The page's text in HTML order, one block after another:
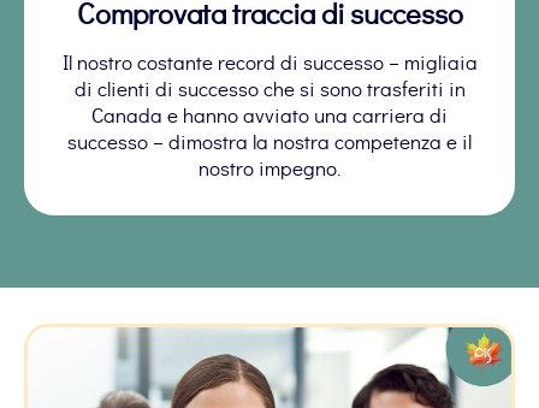
Comprovata traccia di successo
Il nostro costante record di successo – migliaia
di clienti di successo che si sono trasferiti in
Canada e hanno avviato una carriera di
successo – dimostra la nostra competenza e il
nostro impegno.